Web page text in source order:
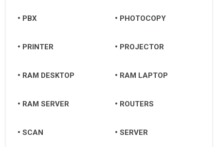
PBX PHOTOCOPY
PRINTER PROJECTOR
RAM DESKTOP RAM LAPTOP
RAM SERVER ROUTERS
SCAN SERVER